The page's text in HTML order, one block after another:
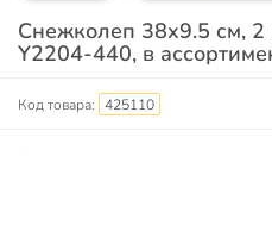
Снежколеп 38х9.5 см, 2
Y2204-440, в
Код товара: 425110